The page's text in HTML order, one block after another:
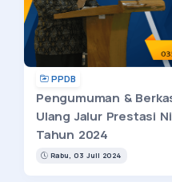
PPDB
Pengumuman &
Ulang Jalur Prestasi
Tahun 2024
Rabu, 03 Juli 2024